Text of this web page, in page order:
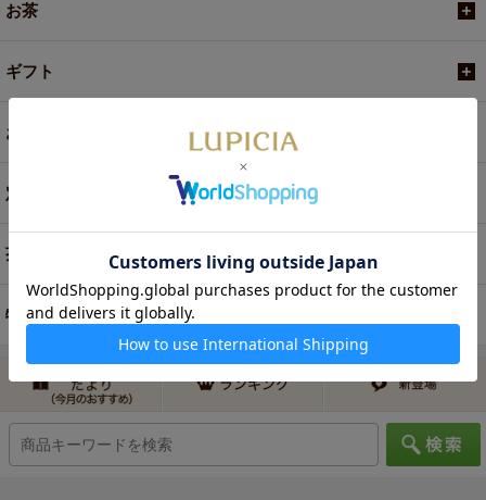
お茶
ギフト
お菓子・食品・飲料
定期便
茶器・オリジナルグッズ
特別商品・お取り寄せ